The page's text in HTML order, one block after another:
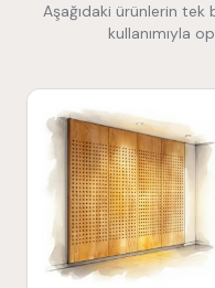
Aşağıdaki ürünlerin tek
kullanımıyla